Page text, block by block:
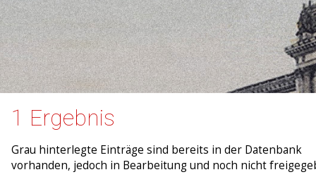
1 Ergebnis
Grau hinterlegte Einträge sind bereits in der Datenbank
vorhanden, jedoch in Bearbeitung und noch nicht